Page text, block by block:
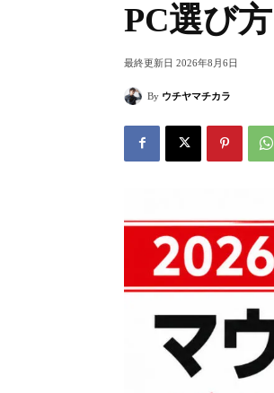
PC選び
最終更新日 2026年8月6日
By ウチヤマチカラ